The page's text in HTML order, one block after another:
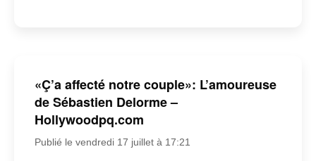
«Ç’a affecté notre couple»: L’amoureuse
de Sébastien Delorme –
Hollywoodpq.com
Publié le vendredi 17 juillet à 17:21